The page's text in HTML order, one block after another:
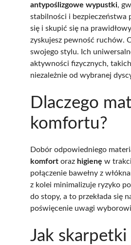
antypoślizgowe wypustki,
stabilności i bezpieczeństwa
się i skupić się na
zyskujesz pewność ruchów.
swojego stylu. Ich
aktywności fizycznych,
niezależnie od wybranej
Dlaczego
komfortu?
Dobór odpowiedniego
komfort oraz higienę w
połączenie bawełny z
z kolei minimalizuje ryzyko
do stopy, a to przekłada się
poświęcenie uwagi
Jak